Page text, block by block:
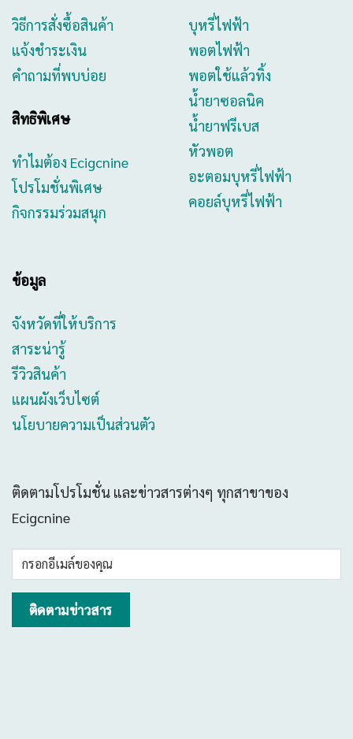
วิธีการสั่งซื้อสินค้า
แจ้งชำระเงิน
คำถามที่พบบ่อย
สิทธิพิเศษ
ทำไมต้อง Ecigcnine
โปรโมชั่นพิเศษ
กิจกรรมร่วมสนุก
บุหรี่ไฟฟ้า
พอตไฟฟ้า
พอตใช้แล้วทิ้ง
น้ำยาซอลนิค
น้ำยาฟรีเบส
หัวพอต
อะตอมบุหรี่ไฟฟ้า
คอยล์บุหรี่ไฟฟ้า
ข้อมูล
จังหวัดที่ให้บริการ
สาระน่ารู้
รีวิวสินค้า
แผนผังเว็บไซต์
นโยบายความเป็นส่วนตัว
ติดตามโปรโมชั่น และข่าวสารต่างๆ ทุกสาขาของ
Ecigcnine